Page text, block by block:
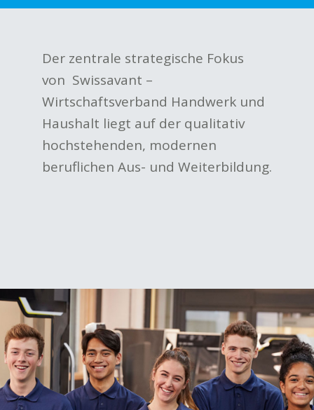
Der zentrale strategische Fokus
von Swissavant –
Wirtschaftsverband Handwerk und
Haushalt liegt auf der qualitativ
hochstehenden, modernen
beruflichen Aus- und Weiterbildung.